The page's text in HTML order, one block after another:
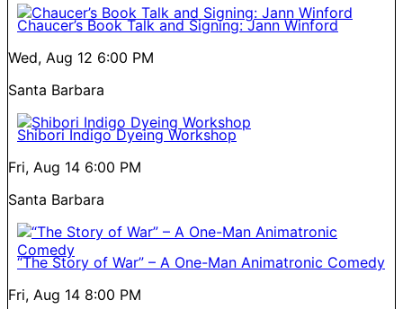
Chaucer’s Book Talk and Signing: Jann Winford
Wed, Aug 12 6:00 PM
Santa Barbara
Shibori Indigo Dyeing Workshop
Fri, Aug 14 6:00 PM
Santa Barbara
“The Story of War” – A One-Man Animatronic Comedy
Fri, Aug 14 8:00 PM